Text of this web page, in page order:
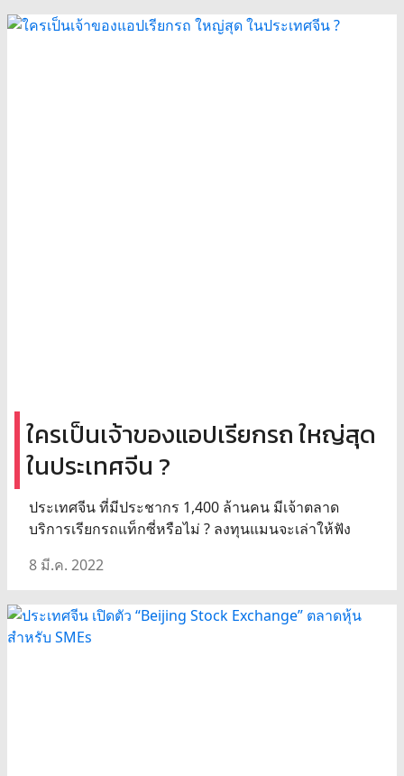
ใครเป็นเจ้าของแอปเรียกรถ ใหญ่สุด
ในประเทศจีน ?
ประเทศจีน ที่มีประชากร 1,400 ล้านคน มีเจ้าตลาด
บริการเรียกรถแท็กซี่หรือไม่ ? ลงทุนแมนจะเล่าให้ฟัง
8 มี.ค. 2022